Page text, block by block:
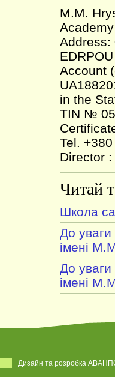
M.M.
Address:
Account
in the
TIN №
Tel.
Director
Читай
Школа
До уваги
імені
До уваги
імені
Дизайн та розробка